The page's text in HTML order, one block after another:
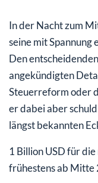
In der Nacht zum
seine mit
Den
angekündigten
Steuerreform oder
er dabei aber
längst bekannten
1 Billion USD für
frühestens ab